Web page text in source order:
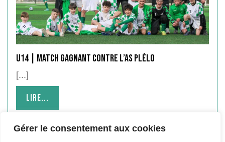
Gérer le consentement aux cookies
U14 | Match gagnant contre l’AS Plélo
[...]
Lire...